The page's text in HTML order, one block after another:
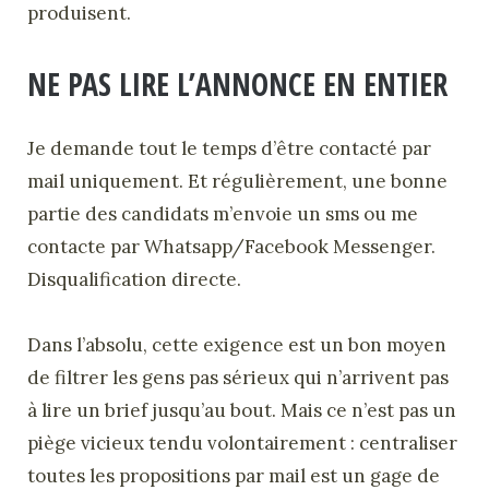
produisent.
NE PAS LIRE L’ANNONCE EN ENTIER
Je demande tout le temps d’être contacté par
mail uniquement. Et régulièrement, une bonne
partie des candidats m’envoie un sms ou me
contacte par Whatsapp/Facebook Messenger.
Disqualification directe.
Dans l’absolu, cette exigence est un bon moyen
de filtrer les gens pas sérieux qui n’arrivent pas
à lire un brief jusqu’au bout. Mais ce n’est pas un
piège vicieux tendu volontairement : centraliser
toutes les propositions par mail est un gage de